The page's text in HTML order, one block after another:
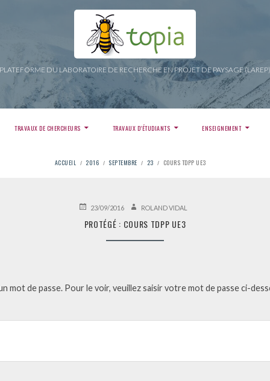
PLATEFORME DU LABORATOIRE DE RECHERCHE EN PROJET DE PAYSAGE (LAREP)
TRAVAUX DE CHERCHEURS TRAVAUX D’ÉTUDIANTS ENSEIGNEMENT
ACCUEIL 2016 SEPTEMBRE 23 COURS TDPP UE3
PUBLIÉ23/09/2016 AUTEURROLAND VIDAL
PROTÉGÉ : COURS TDPP UE3
mot de passe. Pour le voir, veuillez saisir votre mot de passe ci-